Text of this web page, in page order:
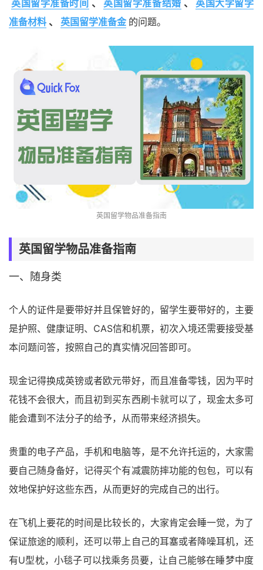
英国留学准备时间 、 英国留学准备结婚 、
英国大学留学
准备材料 、 英国留学准备金 的问题。
英国留学物品准备指南
英国留学物品准备指南
一、随身类
个人的证件是要带好并且保管好的，留学生要带好的，主要
是护照、健康证明、CAS信和机票，初次入境还需要接受基
本问题问答，按照自己的真实情况回答即可。
现金记得换成英镑或者欧元带好，而且准备零钱，因为平时
花钱不会很大，而且初到买东西刷卡就可以了，现金太多可
能会遭到不法分子的给予，从而带来经济损失。
贵重的电子产品，手机和电脑等，是不允许托运的，大家需
要自己随身备好，记得买个有减震防摔功能的包包，可以有
效地保护好这些东西，从而更好的完成自己的出行。
在飞机上要花的时间是比较长的，大家肯定会睡一觉，为了
保证旅途的顺利，还可以带上自己的耳塞或者降噪耳机，还
有U型枕，小毯子可以找乘务员要，让自己能够在睡梦中度